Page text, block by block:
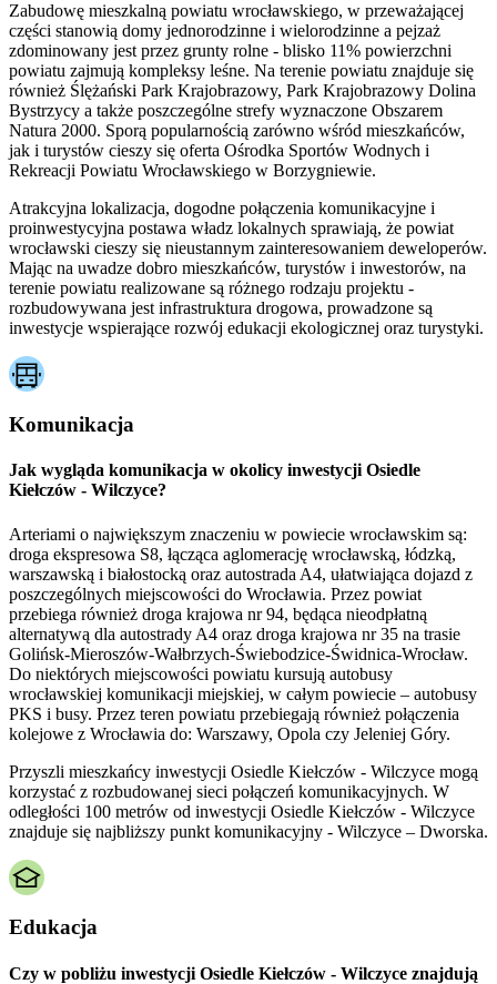
Zabudowę mieszkalną powiatu wrocławskiego, w przeważającej
części stanowią domy jednorodzinne i wielorodzinne a pejzaż
zdominowany jest przez grunty rolne - blisko 11% powierzchni
powiatu zajmują kompleksy leśne. Na terenie powiatu znajduje się
również Ślężański Park Krajobrazowy, Park Krajobrazowy Dolina
Bystrzycy a także poszczególne strefy wyznaczone Obszarem
Natura 2000. Sporą popularnością zarówno wśród mieszkańców,
jak i turystów cieszy się oferta Ośrodka Sportów Wodnych i
Rekreacji Powiatu Wrocławskiego w Borzygniewie.
Atrakcyjna lokalizacja, dogodne połączenia komunikacyjne i
proinwestycyjna postawa władz lokalnych sprawiają, że powiat
wrocławski cieszy się nieustannym zainteresowaniem deweloperów.
Mając na uwadze dobro mieszkańców, turystów i inwestorów, na
terenie powiatu realizowane są różnego rodzaju projektu -
rozbudowywana jest infrastruktura drogowa, prowadzone są
inwestycje wspierające rozwój edukacji ekologicznej oraz turystyki.
Komunikacja
Jak wygląda komunikacja w okolicy inwestycji Osiedle
Kiełczów - Wilczyce?
Arteriami o największym znaczeniu w powiecie wrocławskim są:
droga ekspresowa S8, łącząca aglomerację wrocławską, łódzką,
warszawską i białostocką oraz autostrada A4, ułatwiająca dojazd z
poszczególnych miejscowości do Wrocławia. Przez powiat
przebiega również droga krajowa nr 94, będąca nieodpłatną
alternatywą dla autostrady A4 oraz droga krajowa nr 35 na trasie
Golińsk-Mieroszów-Wałbrzych-Świebodzice-Świdnica-Wrocław.
Do niektórych miejscowości powiatu kursują autobusy
wrocławskiej komunikacji miejskiej, w całym powiecie – autobusy
PKS i busy. Przez teren powiatu przebiegają również połączenia
kolejowe z Wrocławia do: Warszawy, Opola czy Jeleniej Góry.
Przyszli mieszkańcy inwestycji Osiedle Kiełczów - Wilczyce mogą
korzystać z rozbudowanej sieci połączeń komunikacyjnych. W
odległości 100 metrów od inwestycji Osiedle Kiełczów - Wilczyce
znajduje się najbliższy punkt komunikacyjny - Wilczyce – Dworska.
Edukacja
Czy w pobliżu inwestycji Osiedle Kiełczów - Wilczyce znajdują